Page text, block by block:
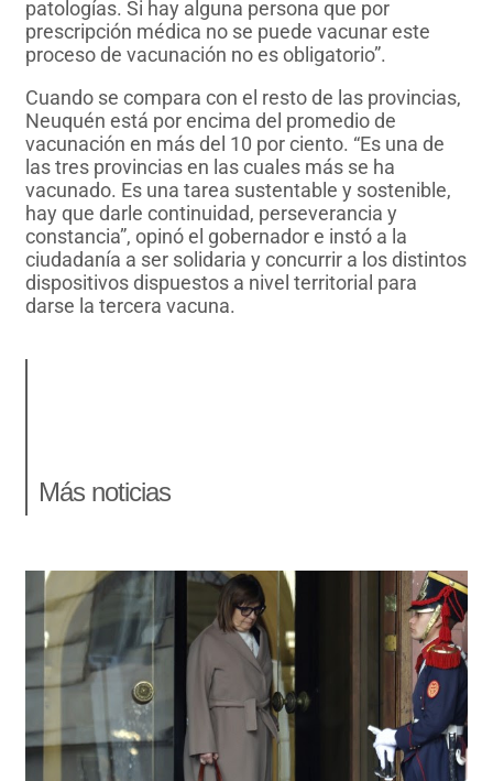
patologías. Si hay alguna persona que por
prescripción médica no se puede vacunar este
proceso de vacunación no es obligatorio”.
Cuando se compara con el resto de las provincias,
Neuquén está por encima del promedio de
vacunación en más del 10 por ciento. “Es una de
las tres provincias en las cuales más se ha
vacunado. Es una tarea sustentable y sostenible,
hay que darle continuidad, perseverancia y
constancia”, opinó el gobernador e instó a la
ciudadanía a ser solidaria y concurrir a los distintos
dispositivos dispuestos a nivel territorial para
darse la tercera vacuna.
Más noticias